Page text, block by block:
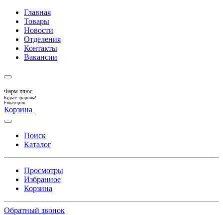
Главная
Товары
Новости
Отделения
Контакты
Вакансии
Фарм плюс
Будьте здоровы!
Евпатория
Корзина
Поиск
Каталог
Просмотры
Избранное
Корзина
Обратный звонок